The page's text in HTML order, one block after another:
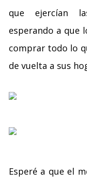
que ejercían
esperando a que
comprar todo lo
de vuelta a sus
Esperé a que el